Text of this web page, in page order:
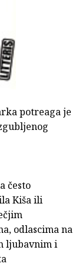
potreaga je
često
Kiša ili
odlascima na
ljubavnim i